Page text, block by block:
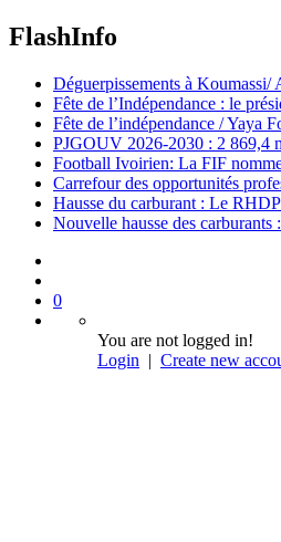
FlashInfo
Déguerpissements à Koumassi/
Fête de l’Indépendance : le
Fête de l’indépendance / Yaya
PJGOUV 2026-2030 : 2 869,4
Football Ivoirien: La FIF
Carrefour des opportunités
Hausse du carburant : Le
Nouvelle hausse des
0
You are not logged in!
Login | Create new